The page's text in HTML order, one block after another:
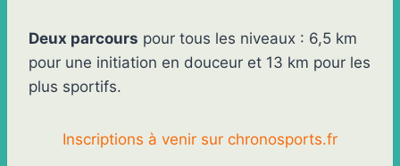
Deux parcours pour tous les niveaux : 6,5 km
pour une initiation en douceur et 13 km pour les
plus sportifs.
Inscriptions à venir sur chronosports.fr